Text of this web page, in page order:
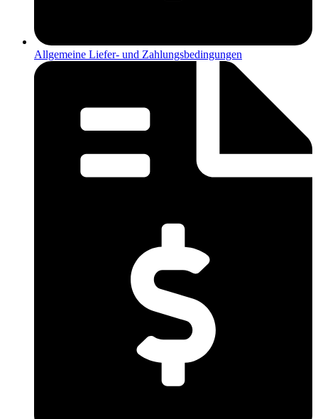
Allgemeine Liefer- und Zahlungsbedingungen